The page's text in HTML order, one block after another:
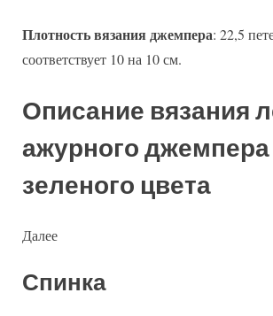
Плотность вязания джемпера: 22,5
соответствует 10 на 10 см.
Описание вязания
ажурного
зеленого цвета
Далее
Спинка